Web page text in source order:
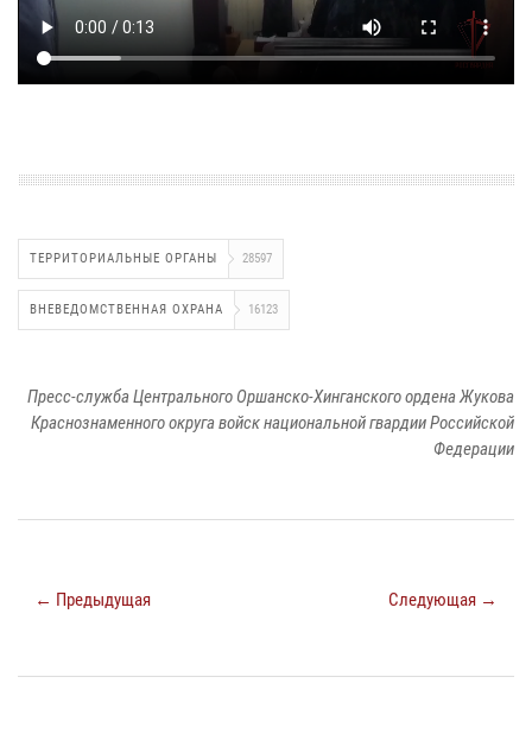
ТЕРРИТОРИАЛЬНЫЕ ОРГАНЫ 28597
ВНЕВЕДОМСТВЕННАЯ ОХРАНА 16123
Пресс-служба Центрального Оршанско-Хинганского ордена Жукова
Краснознаменного округа войск национальной гвардии Российской
Федерации
← Предыдущая Следующая →